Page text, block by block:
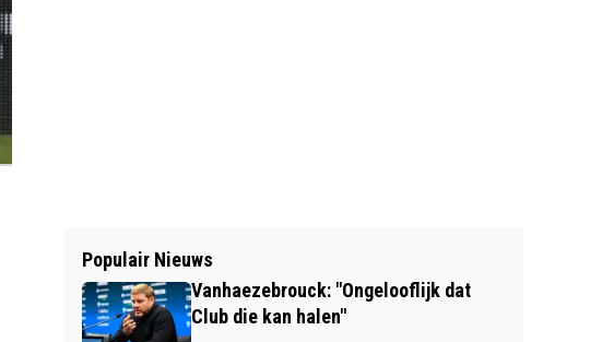
Populair Nieuws
Vanhaezebrouck: "Ongelooflijk dat
Club die kan halen"